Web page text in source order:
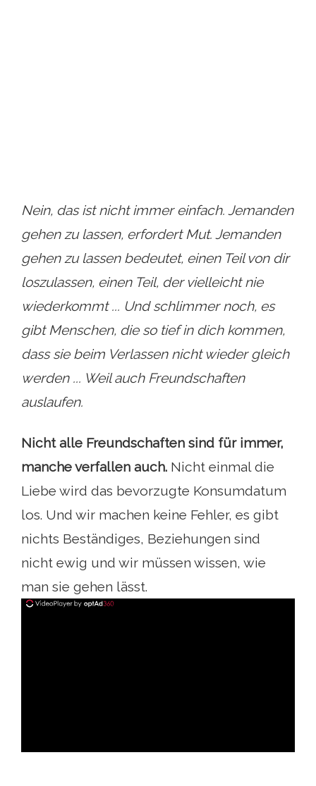
Nein, das ist nicht immer einfach. Jemanden
gehen zu lassen, erfordert Mut. Jemanden
gehen zu lassen bedeutet, einen Teil von dir
loszulassen, einen Teil, der vielleicht nie
wiederkommt ... Und schlimmer noch, es
gibt Menschen, die so tief in dich kommen,
dass sie beim Verlassen nicht wieder gleich
werden ... Weil auch Freundschaften
auslaufen.
Nicht alle Freundschaften sind für immer,
manche verfallen auch. Nicht einmal die
Liebe wird das bevorzugte Konsumdatum
los. Und wir machen keine Fehler, es gibt
nichts Beständiges, Beziehungen sind
nicht ewig und wir müssen wissen, wie
man sie gehen lässt.